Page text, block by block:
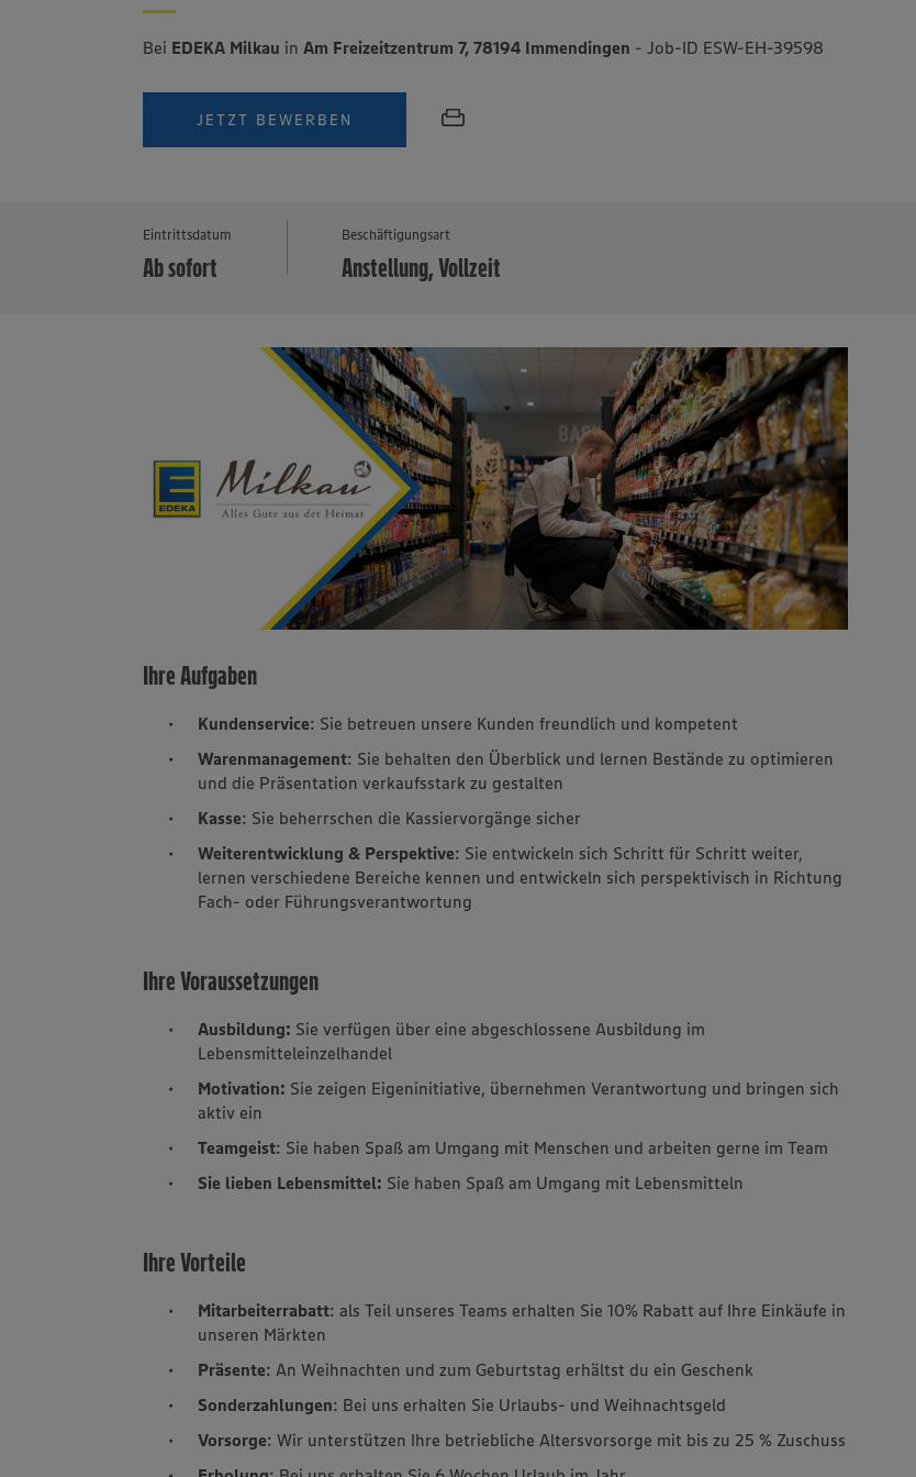
Bei EDEKA Milkau inAm Freizeitzentrum 7, 78194 Immendingen - Job-ID ESW-EH-39598
JETZT BEWERBEN
Eintrittsdatum
Ab sofort
Beschäftigungsart
Anstellung, Vollzeit
Ihre Aufgaben
Kundenservice: Sie betreuen unsere Kunden freundlich und kompetent
Warenmanagement: Sie behalten den Überblick und lernen Bestände zu optimieren
und die Präsentation verkaufsstark zu gestalten
Kasse: Sie beherrschen die Kassiervorgänge sicher
Weiterentwicklung & Perspektive: Sie entwickeln sich Schritt für Schritt weiter,
lernen verschiedene Bereiche kennen und entwickeln sich perspektivisch in Richtung
Fach- oder Führungsverantwortung
Ihre Voraussetzungen
Ausbildung: Sie verfügen über eine abgeschlossene Ausbildung im
Lebensmitteleinzelhandel
Motivation: Sie zeigen Eigeninitiative, übernehmen Verantwortung und bringen sich
aktiv ein
Teamgeist: Sie haben Spaß am Umgang mit Menschen und arbeiten gerne im Team
Sie lieben Lebensmittel: Sie haben Spaß am Umgang mit Lebensmitteln
Ihre Vorteile
Mitarbeiterrabatt: als Teil unseres Teams erhalten Sie 10% Rabatt auf Ihre Einkäufe in
unseren Märkten
Präsente: An Weihnachten und zum Geburtstag erhältst du ein Geschenk
Sonderzahlungen: Bei uns erhalten Sie Urlaubs- und Weihnachtsgeld
Vorsorge: Wir unterstützen Ihre betriebliche Altersvorsorge mit bis zu 25 % Zuschuss